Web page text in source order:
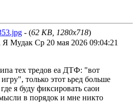
- (62 KB, 1280x718)
Я Мудак Ср 20 мая 2026 09:04:21
тех тредов еа ДТФ: "вот
только этот ьред больше
я буду фиксировать саои
в порядок и мне никто